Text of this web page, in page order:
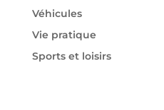
Véhicules
Vie pratique
Sports et loisirs